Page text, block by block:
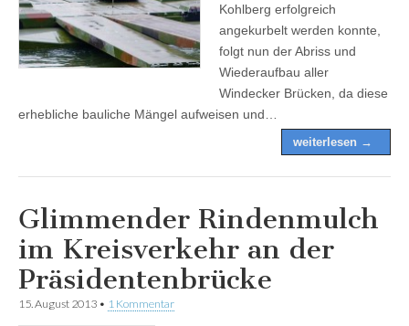
Kohlberg erfolgreich
angekurbelt werden konnte,
folgt nun der Abriss und
Wiederaufbau aller
Windecker Brücken, da diese
erhebliche bauliche Mängel aufweisen und…
weiterlesen →
Glimmender Rindenmulch
im Kreisverkehr an der
Präsidentenbrücke
15. August 2013 • 1 Kommentar